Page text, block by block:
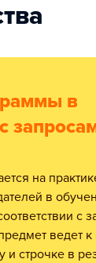
в
в
с
ведет
и строчке в